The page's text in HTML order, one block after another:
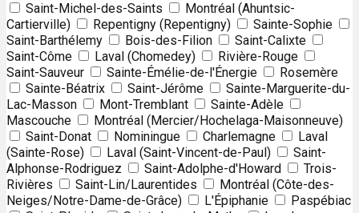
Saint-Michel-des-Saints
Montréal (Ahuntsic-
Cartierville)
Repentigny (Repentigny)
Sainte-Sophie
Saint-Barthélemy
Bois-des-Filion
Saint-Calixte
Saint-Côme
Laval (Chomedey)
Rivière-Rouge
Saint-Sauveur
Sainte-Émélie-de-l'Énergie
Rosemère
Sainte-Béatrix
Saint-Jérôme
Sainte-Marguerite-du-
Lac-Masson
Mont-Tremblant
Sainte-Adèle
Mascouche
Montréal (Mercier/Hochelaga-Maisonneuve)
Saint-Donat
Nominingue Charlemagne
Laval
(Sainte-Rose)
Laval (Saint-Vincent-de-Paul)
Saint-
Alphonse-Rodriguez
Saint-Adolphe-d'Howard
Trois-
Rivières
Saint-Lin/Laurentides
Montréal (Côte-des-
Neiges/Notre-Dame-de-Grâce)
L'Épiphanie
Paspébiac